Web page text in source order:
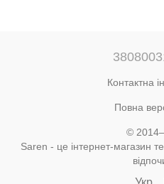
Контактна
Повна
©
Saren - це інтернет-магазин